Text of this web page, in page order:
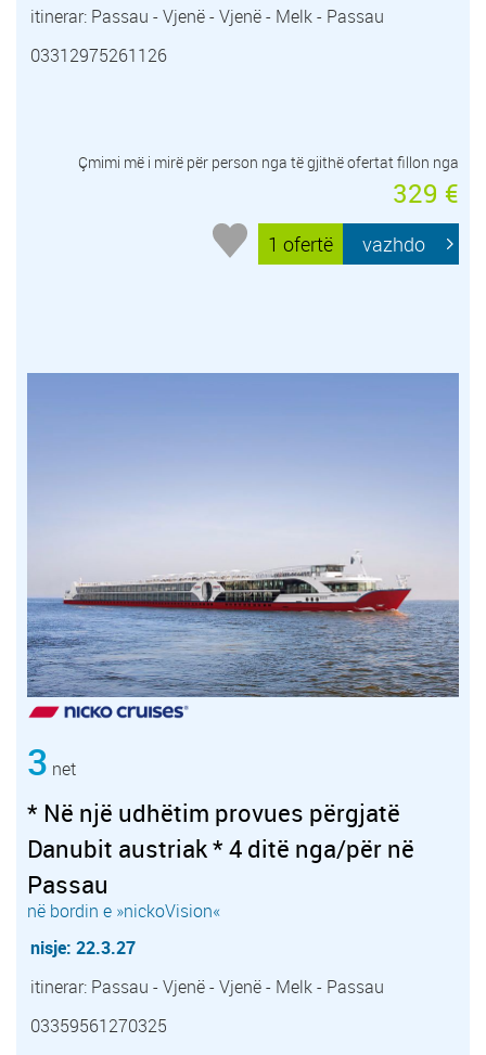
itinerar: Passau - Vjenë - Vjenë - Melk - Passau
03312975261126
Çmimi më i mirë për person nga të gjithë ofertat fillon nga
329 €
1 ofertë vazhdo
3 net
* Në një udhëtim provues përgjatë
Danubit austriak * 4 ditë nga/për në
Passau
në bordin e »nickoVision«
nisje: 22.3.27
itinerar: Passau - Vjenë - Vjenë - Melk - Passau
03359561270325